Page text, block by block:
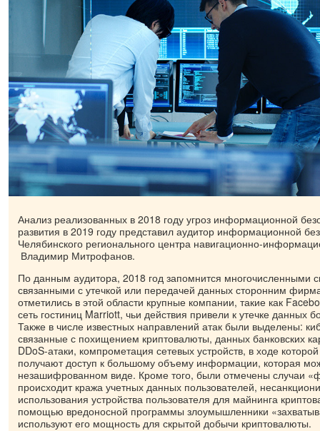
Анализ реализованных в 2018 году угроз информационной
развития в 2019 году представил аудитор информационной
Челябинского регионального центра навигационно-
Владимир Митрофанов.
По данным аудитора, 2018 год запомнится многочисленными
связанными с утечкой или передачей данных сторонним
отметились в этой области крупные компании, такие как
сеть гостиниц Marriott, чьи действия привели к утечке данных
Также в числе известных направлений атак были выделены:
связанные с похищением криптовалюты, данных банковских
DDoS-атаки, компрометация сетевых устройств, в ходе
получают доступ к большому объему информации, которая
незашифрованном виде. Кроме того, были отмечены случаи
происходит кража учетных данных пользователей,
использования устройства пользователя для майнинга
помощью вредоносной программы злоумышленники
используют его мощность для скрытой добычи криптовалюты.